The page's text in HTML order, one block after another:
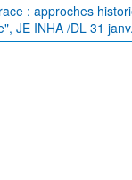
: approches
JE INHA /DL 31